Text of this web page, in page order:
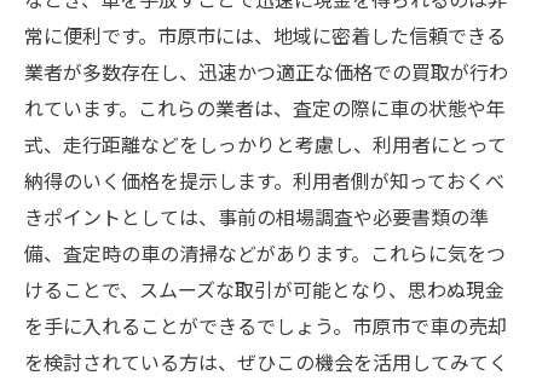
常に便利です。市原市には、地域に密着した信頼できる
業者が多数存在し、迅速かつ適正な価格での買取が行わ
れています。これらの業者は、査定の際に車の状態や年
式、走行距離などをしっかりと考慮し、利用者にとって
納得のいく価格を提示します。利用者側が知っておくべ
きポイントとしては、事前の相場調査や必要書類の準
備、査定時の車の清掃などがあります。これらに気をつ
けることで、スムーズな取引が可能となり、思わぬ現金
を手に入れることができるでしょう。市原市で車の売却
を検討されている方は、ぜひこの機会を活用してみてく